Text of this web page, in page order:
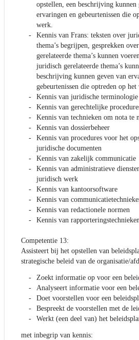
opstellen, een beschrijving kunnen
ervaringen en gebeurtenissen die
werk.
Kennis van Frans: teksten over
thema’s begrijpen, gesprekken
gerelateerde thema’s kunnen
juridisch gerelateerde thema’s
beschrijving kunnen geven van
gebeurtenissen die optreden op het
Kennis van juridische terminologie
Kennis van gerechtelijke
Kennis van technieken om nota te
Kennis van dossierbeheer
Kennis van procedures voor het
juridische documenten
Kennis van zakelijk communicatie
Kennis van administratieve
juridisch werk
Kennis van kantoorsoftware
Kennis van
Kennis van redactionele normen
Kennis van
Competentie 13:
Assisteert bij het opstellen van
strategische beleid van de organisatie/
Zoekt informatie op voor een
Analyseert informatie voor een
Doet voorstellen voor een
Bespreekt de voorstellen met de
Werkt (een deel van) het
met inbegrip van kennis: